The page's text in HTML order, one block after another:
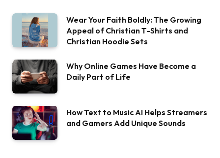
Wear Your Faith Boldly: The Growing
Appeal of Christian T-Shirts and
Christian Hoodie Sets
Why Online Games Have Become a
Daily Part of Life
How Text to Music AI Helps Streamers
and Gamers Add Unique Sounds